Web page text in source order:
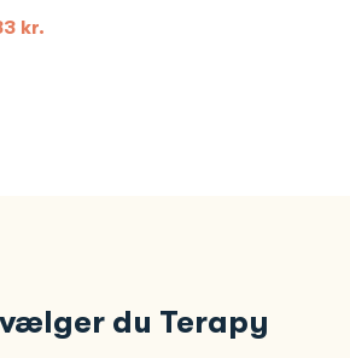
kr.
du Terapy